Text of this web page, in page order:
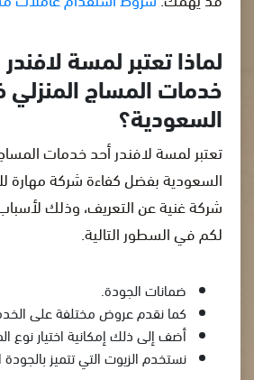
لماذا تعتبر لمسة
خدمات المساج
السعودية؟
تعتبر لمسة لافندر أحد خدمات
السعودية بفضل كفاءة شركة مهارة
شركة غنية عن التعريف، وذلك
لكم في السطور التالية.
ضمانات الجودة.
كما نقدم عروض مختلفة على
أضف إلى ذلك إمكانية اختيار نوع
نستخدم الزيوت التي تتميز بالجودة